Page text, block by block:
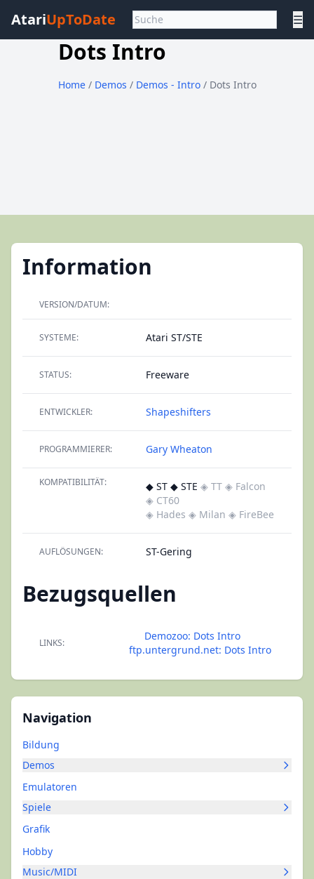
AtariUpToDate ☰
Dots Intro
Home/ Demos / Demos - Intro / Dots Intro
Navigation
Bildung
Demos
Emulatoren
Spiele
Grafik
Hobby
Music/MIDI
Information
VERSION/DATUM:
SYSTEME: Atari ST/STE
STATUS: Freeware
ENTWICKLER: Shapeshifters
PROGRAMMIERER: Gary Wheaton
KOMPATIBILITÄT: ◆ ST ◆ STE ◈ TT ◈ Falcon
◈ CT60
◈ Hades ◈ Milan ◈ FireBee
AUFLÖSUNGEN: ST-Gering
Bezugsquellen
LINKS:
Demozoo: Dots Intro
ftp.untergrund.net: Dots Intro